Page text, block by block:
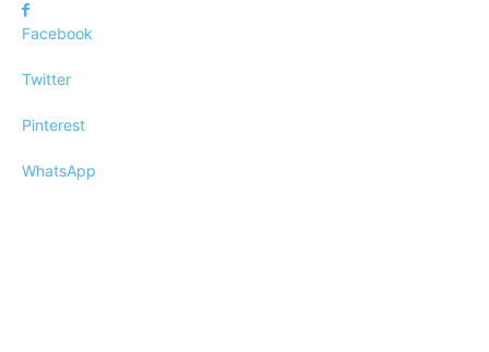
Facebook
Twitter
Pinterest
WhatsApp